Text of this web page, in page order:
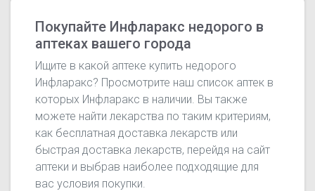
Покупайте Инфларакс недорого в
аптеках вашего города
Ищите в какой аптеке купить недорого
Инфларакс? Просмотрите наш список аптек в
которых Инфларакс в наличии. Вы также
можете найти лекарства по таким критериям,
как бесплатная доставка лекарств или
быстрая доставка лекарств, перейдя на сайт
аптеки и выбрав наиболее подходящие для
вас условия покупки.